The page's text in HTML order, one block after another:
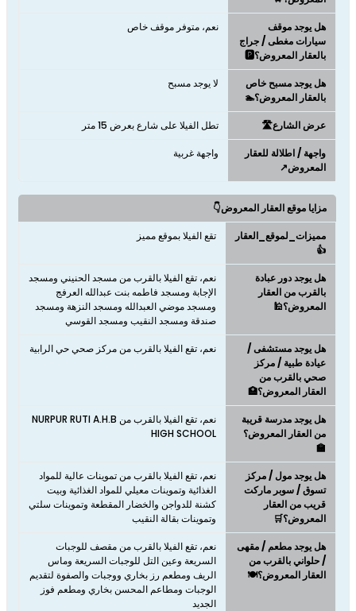
هل يوجد موقف
سيارات مغطى / جراج
بالعقار المعروض؟🅿️
نعم، متوفر موقف خاص
هل يوجد مسبح خاص
بالعقار المعروض؟🏊
لا يوجد مسبح
عرض الشارع🛣️ تطل الفيلا على شارع بعرض 15 متر
واجهة / اطلالة للعقار
المعروض↗️
واجهة غربية
مزايا موقع العقار المعروض👇
مميزات_لموقع_العقار
👍
تقع الفيلا بموقع مميز
هل يوجد دور عبادة
بالقرب من العقار
المعروض؟🕌
نعم، تقع الفيلا بالقرب من مسجد الحنيني ومسجد
الإجابة ومسجد فاطمه بنت عبدالله العرفج
ومسجد موضي العبدالله ومسجد النزهة ومسجد
صندقة ومسجد النقيب ومسجد القوسي
هل يوجد مستشفى /
عيادة طبية / مركز
صحي بالقرب من
العقار المعروض؟🏥
نعم، تقع الفيلا بالقرب من مركز صحي حي الرابية
هل يوجد مدرسة قريبة
من العقار المعروض؟
🏫
نعم، تقع الفيلا بالقرب من NURPUR RUTI A.H.B
HIGH SCHOOL
هل يوجد مول / مركز
تسوق / سوبر ماركت
قريب من العقار
المعروض؟🛒
نعم، تقع الفيلا بالقرب من تموينات عالية للمواد
الغذائية وتموينات معيلي للمواد الغذائية وبيت
كشنة للدواجن والخضار المقطعة وتموينات سلتي
وتموينات بقالة النقيب
هل يوجد مطعم / مقهى
/ حلواني بالقرب من
العقار المعروض؟🍽️
نعم، تقع الفيلا بالقرب من مقصف للوجبات
السريعة وعين التل للوجبات السريعة وماس
الريف ومطعم رز بخاري ووجبات والصفوة لتقديم
الوجبات ومطاعم المحسن بخاري ومطعم فوز
الجديد